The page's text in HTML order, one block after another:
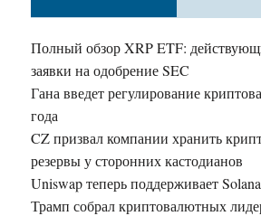
Полный обзор XRP ETF:
заявки на одобрение SEC
Гана введет регулирование
года
CZ призвал компании хранить
резервы у сторонних кастодианов
Uniswap теперь поддерживает
Трамп собрал криптовалютных